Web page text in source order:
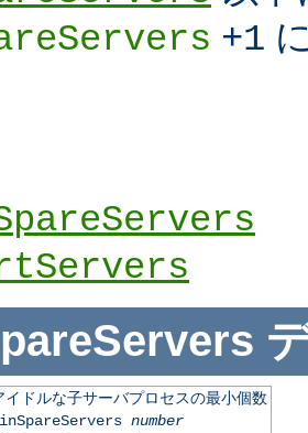
+1
イドルな子サーバプロセスの最小個数
number